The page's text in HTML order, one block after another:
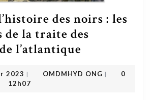
des noirs : les
la traite des
l’atlantique
2023 | OMDMHYD ONG |
0
12h07